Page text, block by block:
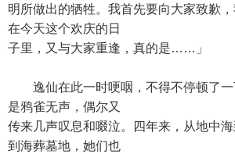
明所做出的牺牲。我首先要向大家致歉，
在今天这个欢庆的日
子里，又与大家重逢，真的是……」
逸仙在此一时哽咽，不得不停顿了一
是鸦雀无声，偶尔又
传来几声叹息和啜泣。四年来，从地中
到海葬墓地，她们也